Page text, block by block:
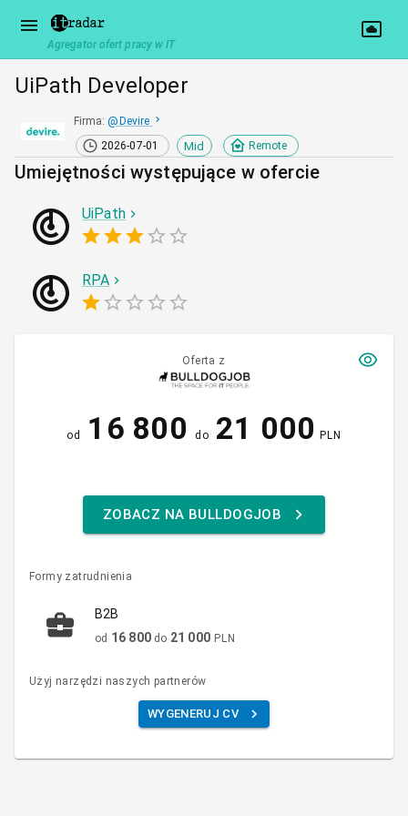
Agregator ofert pracy w IT
UiPath Developer
Firma: @ Devire
2026-07-01
Mid Remote
Umiejętności występujące w ofercie
UiPath
RPA
Oferta z
od 16 800 do 21 000 PLN
ZOBACZ NA BULLDOGJOB
Formy zatrudnienia
B2B
od 16 800 do 21 000 PLN
Użyj narzędzi naszych partnerów
WYGENERUJ CV